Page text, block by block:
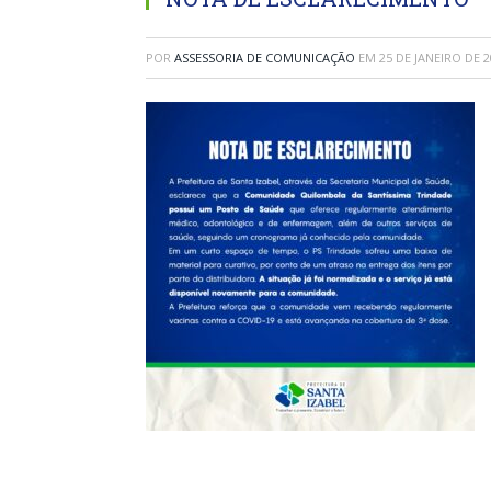
POR ASSESSORIA DE COMUNICAÇÃO EM 25 DE JANEIRO DE